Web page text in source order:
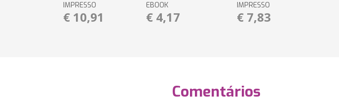
IMPRESSO
€ 10,91
EBOOK
€ 4,17
IMPRESSO
€ 7,83
Comentários